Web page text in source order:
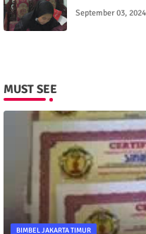
Turunan
MUST SEE